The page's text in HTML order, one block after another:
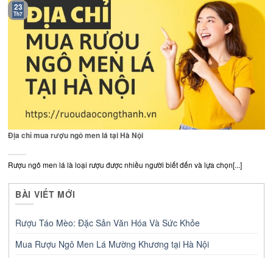
Địa chỉ mua rượu ngô men lá tại Hà Nội
Rượu ngô men lá là loại rượu được nhiều người biết đến và lựa chọn[...]
23
Th7
BÀI VIẾT MỚI
Rượu Táo Mèo: Đặc Sản Văn Hóa Và Sức Khỏe
Mua Rượu Ngô Men Lá Mường Khương tại Hà Nội